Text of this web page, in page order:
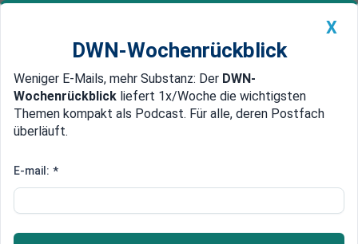
Newsticker MEIN DWN: Geldanlage Premium
Edelmetalle DWN-Magazin China
Konflikt zwischen EU-
eskaliert
X
DWN-Wochenrückblick
Weniger E-Mails, mehr Substanz: Der DWN-
Wochenrückblick liefert 1x/Woche die wichtigsten
Themen kompakt als Podcast. Für alle, deren Postfach
überläuft.
E-mail: *